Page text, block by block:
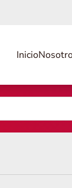
Inicio